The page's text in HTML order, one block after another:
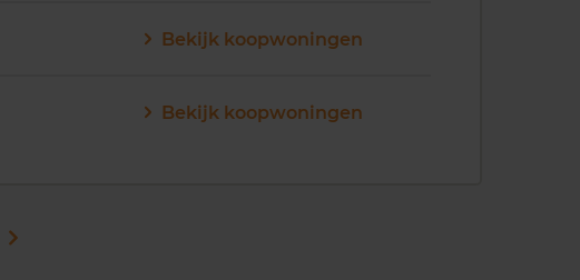
Bekijk koopwoningen
Bekijk koopwoningen